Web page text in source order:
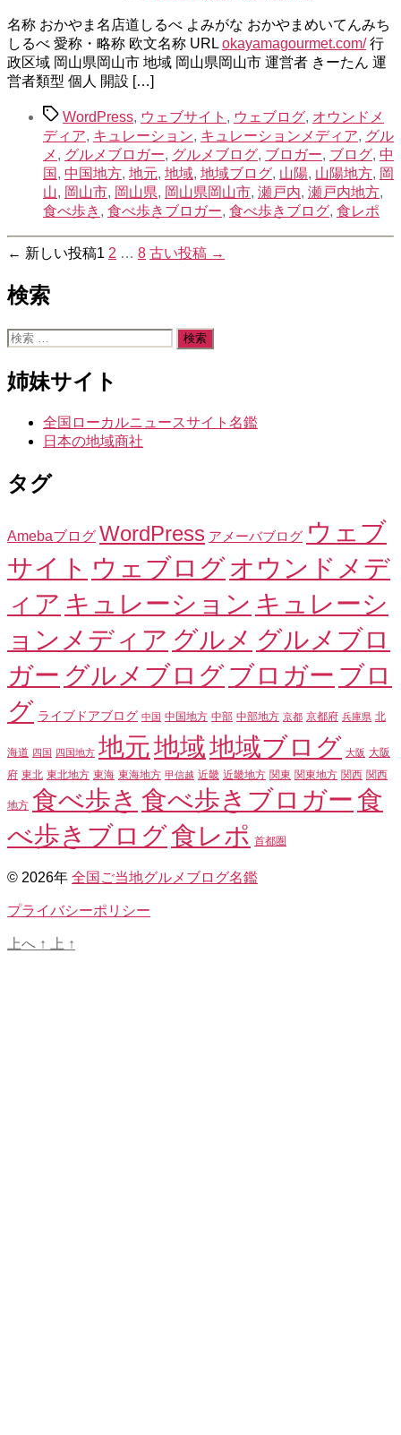
や
ま
名
店
し
る
べ
へ
の
名称 おかやま名店道しるべ よみがな おかやまめいてんみち
しるべ 愛称・略称 欧文名称 URL okayamagourmet.com/行
政区域 岡山県岡山市 地域 岡山県岡山市 運営者 きーたん 運
営者類型 個人 開設 […]
タ
グ
WordPress, ウェブサイト , ウェブログ, オウンドメ
ディア, キュレーション, キュレーションメディア, グル
メ , グルメブロガー, グルメブログ, ブロガー, ブログ, 中
国 , 中国地方, 地元, 地域, 地域ブログ, 山陽, 山陽地方, 岡
山, 岡山市, 岡山県, 岡山県岡山市, 瀬戸内, 瀬戸内地方,
食べ歩き , 食べ歩きブロガー, 食べ歩きブログ, 食レポ
投
稿
ペ
ー
← 新しい投稿1 2 … 8 古い投稿 →
検索
検
対
象:
姉妹サイト
全国ローカルニュースサイト名鑑
日本の地域商社
タグ
Amebaブログ WordPress アメーバブログ ウェブ
サイト ウェブログオウンドメデ
ィア キュレーション キュレーシ
ョンメディア グルメ グルメブロ
ガー グルメブログブロガー ブロ
グ ライブドアブログ 中国 中国地方 中部 中部地方 京都 京都府 兵庫県 北
海道 四国 四国地方 地元地域地域ブログ 大阪 大阪
府 東北 東北地方 東海 東海地方 甲信越 近畿 近畿地方 関東 関東地方 関西 関西
地方 食べ歩き 食べ歩きブロガー食
べ歩きブログ食レポ 首都圏
© 2026年 全国ご当地グルメブログ名鑑
プライバシーポリシー
上へ ↑ 上 ↑